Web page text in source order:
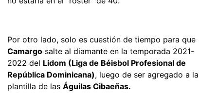
Por otro lado, solo es cuestión de tiempo para que
Camargo salte al diamante en la temporada 2021-
2022 del Lidom (Liga de Béisbol Profesional de
República Dominicana), luego de ser agregado a la
plantilla de las Águilas Cibaeñas.